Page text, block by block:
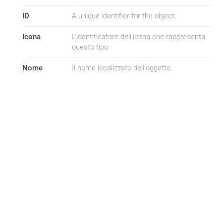
ID A unique identifier for the object.
Icona
L'identificatore dell'icona che rappresenta
questo tipo.
Nome Il nome localizzato dell'oggetto.